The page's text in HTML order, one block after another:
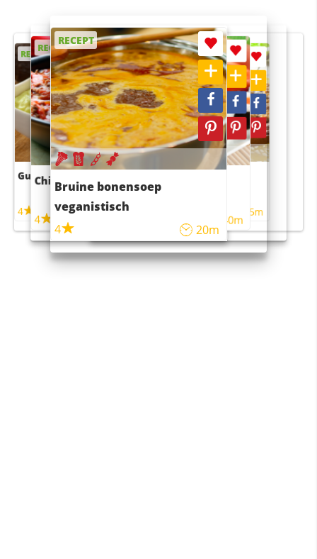
RECEPT
Guacamole
4
RECEPT
Chili con carne
4 45m
RECEPT
Bruine bonensoep
veganistisch
4
20m
RECEPT
Sushi rijstsalade
maaltijdsalade
40m
RECEPT
4 55m